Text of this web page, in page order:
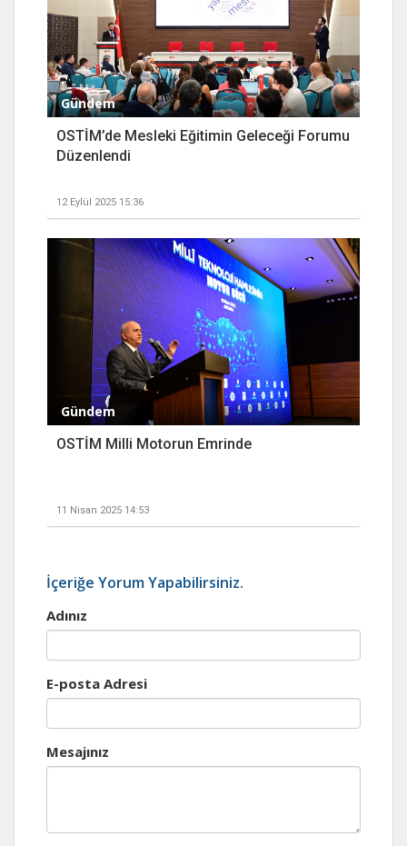
Gündem
OSTİM’de Mesleki Eğitimin Geleceği Forumu
Düzenlendi
12 Eylül 2025 15:36
Gündem
OSTİM Milli Motorun Emrinde
11 Nisan 2025 14:53
İçeriğe Yorum Yapabilirsiniz.
Adınız
E-posta Adresi
Mesajınız